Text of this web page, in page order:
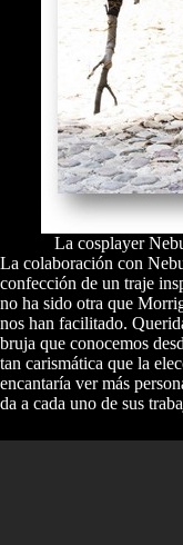
La cosplayer
La colaboración con
confección de un traje
no ha sido otra que
nos han facilitado.
bruja que conocemos
tan carismática que la
encantaría ver más
da a cada uno de sus